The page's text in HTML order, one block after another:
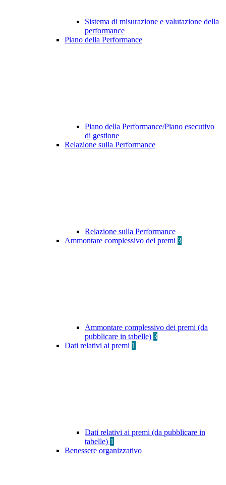
Sistema di misurazione e valutazione della
performance
Piano della Performance
Piano della Performance/Piano esecutivo
di gestione
Relazione sulla Performance
Relazione sulla Performance
Ammontare complessivo dei premi 3
Ammontare complessivo dei premi (da
pubblicare in tabelle) 3
Dati relativi ai premi 1
Dati relativi ai premi (da pubblicare in
tabelle) 1
Benessere organizzativo